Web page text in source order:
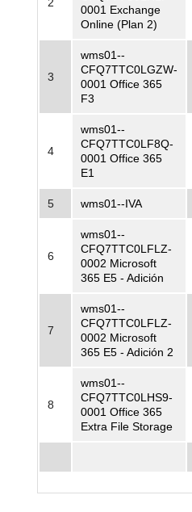
2
0001 Exchange
Online (Plan 2)
3
wms01--
CFQ7TTC0LGZW-
0001 Office 365
F3
4
wms01--
CFQ7TTC0LF8Q-
0001 Office 365
E1
5 wms01--IVA
6
wms01--
CFQ7TTC0LFLZ-
0002 Microsoft
365 E5 - Adición
7
wms01--
CFQ7TTC0LFLZ-
0002 Microsoft
365 E5 - Adición 2
8
wms01--
CFQ7TTC0LHS9-
0001 Office 365
Extra File Storage